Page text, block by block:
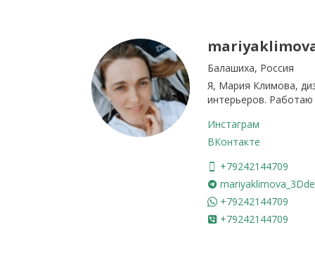
Балашиха, Россия
Я, Мария Климова,
интерьеров.
Инстаграм
ВКонтакте
+79242144709
+79242144709
+79242144709